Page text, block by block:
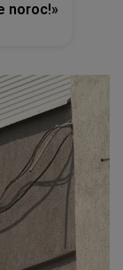
noroc!»